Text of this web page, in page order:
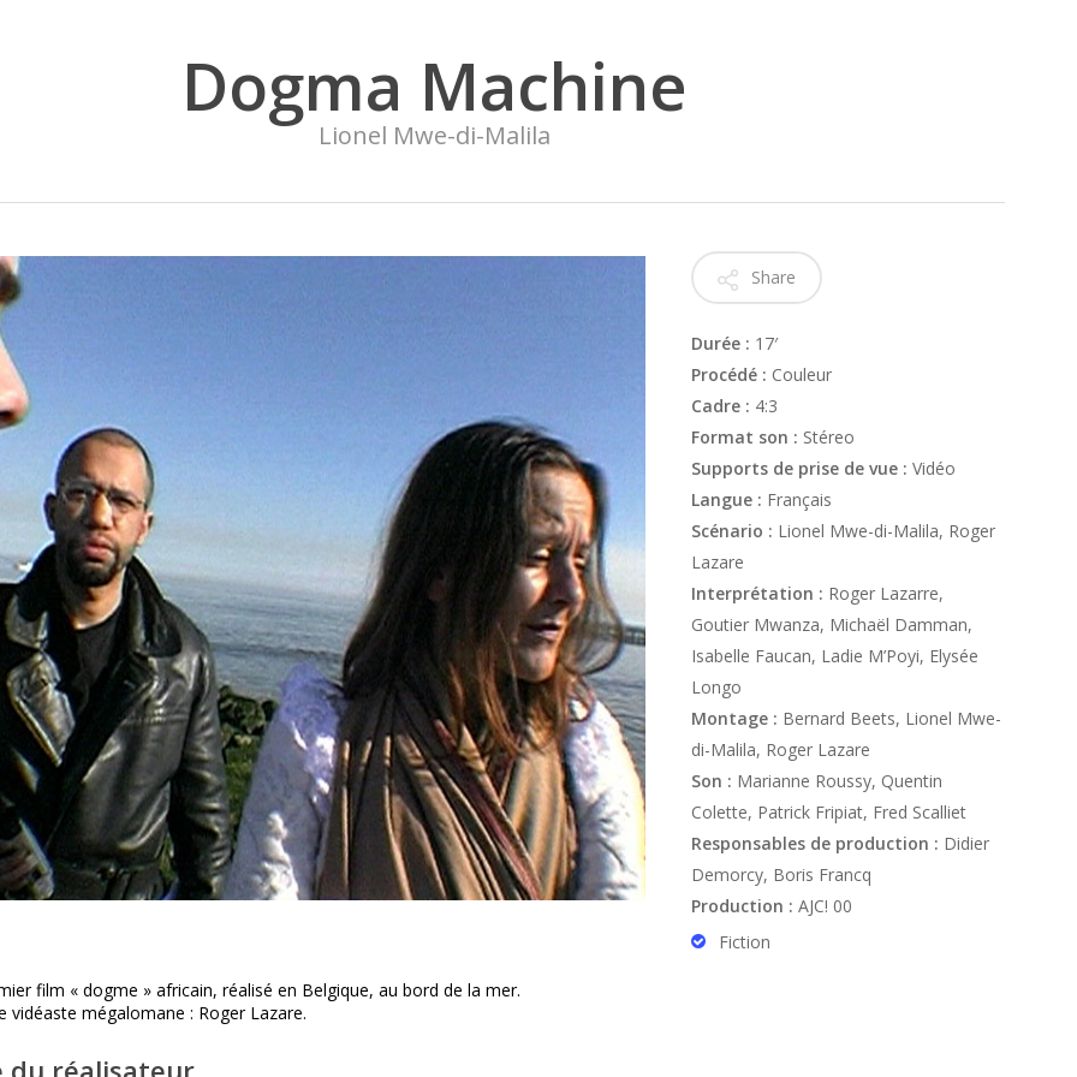
Dogma Machine
Lionel Mwe-di-Malila
film « dogme » africain, réalisé en Belgique, au bord de la mer.
vidéaste mégalomane : Roger Lazare.
du réalisateur
Share
Durée : 17′
Procédé : Couleur
Cadre : 4:3
Format son : Stéreo
Supports de prise de vue :Vidéo
Langue : Français
Scénario : Lionel Mwe-di-Malila, Roger
Lazare
Interprétation : Roger Lazarre,
Goutier Mwanza, Michaël Damman,
Isabelle Faucan, Ladie M’Poyi, Elysée
Longo
Montage : Bernard Beets, Lionel Mwe-
di-Malila, Roger Lazare
Son : Marianne Roussy, Quentin
Colette, Patrick Fripiat, Fred Scalliet
Responsables de production : Didier
Demorcy, Boris Francq
Production : AJC! 00
Fiction